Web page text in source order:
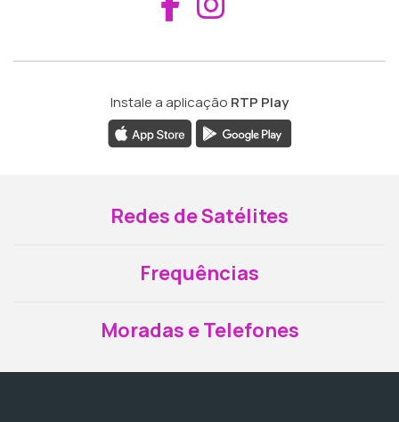
Instale a aplicação RTP Play
Redes de Satélites
Frequências
Moradas e Telefones